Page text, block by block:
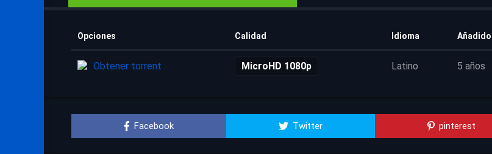
Opciones Calidad Idioma Añadido
Obtener torrent MicroHD 1080p Latino 5 años
Facebook Twitter pinterest